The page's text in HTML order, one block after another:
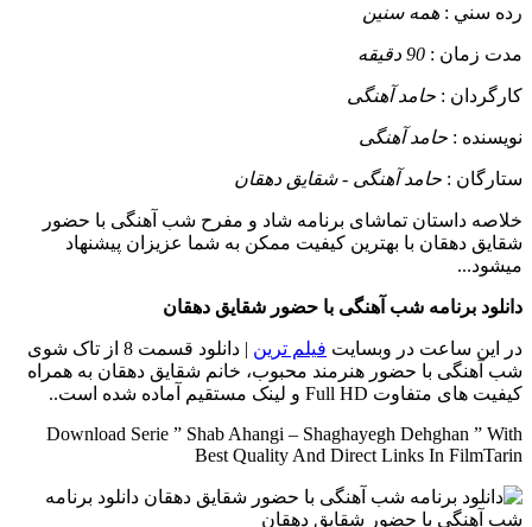
رده سني : همه سنین
مدت زمان : 90 دقیقه
کارگردان : حامد آهنگی
نويسنده : حامد آهنگی
ستارگان : حامد آهنگی - شقایق دهقان
خلاصه داستان تماشای برنامه شاد و مفرح شب آهنگی با حضور
شقایق دهقان با بهترین کیفیت ممکن به شما عزیزان پیشنهاد
میشود...
دانلود برنامه شب آهنگی با حضور شقایق دهقان
در این ساعت در وبسایت فیلم ترین
| دانلود قسمت 8 از تاک شوی
شب آهنگی با حضور هنرمند محبوب، خانم شقایق دهقان به همراه
کیفیت های متفاوت Full HD و لینک مستقیم آماده شده است..
Download Serie ” Shab Ahangi – Shaghayegh Dehghan ” With
Best Quality And Direct Links In FilmTarin